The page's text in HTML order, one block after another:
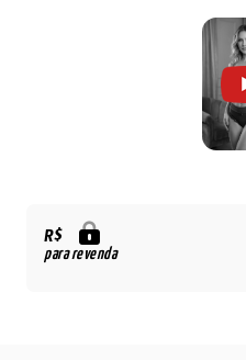
R$
para revenda